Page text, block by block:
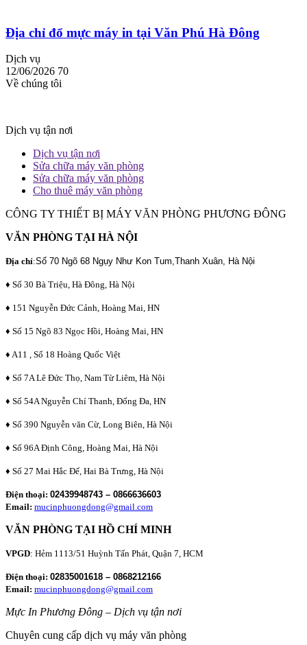
Địa chỉ đổ mực máy in tại Văn Phú Hà Đông
Dịch vụ
12/06/2026 70
Về chúng tôi
Dịch vụ tận nơi
Dịch vụ tận nơi
Sửa chữa máy văn phòng
Sửa chữa máy văn phòng
Cho thuê máy văn phòng
CÔNG TY THIẾT BỊ MÁY VĂN PHÒNG PHƯƠNG ĐÔNG
VĂN PHÒNG TẠI HÀ NỘI
Địa chỉ:Số 70 Ngõ 68 Ngụy Như Kon Tum,Thanh Xuân, Hà Nội
♦ Số 30 Bà Triệu, Hà Đông, Hà Nội
♦ 151 Nguyễn Đức Cảnh, Hoàng Mai, HN
♦ Số 15 Ngõ 83 Ngọc Hồi, Hoàng Mai, HN
♦ A11 , Số 18 Hoàng Quốc Việt
♦ Số 7A Lê Đức Thọ, Nam Từ Liêm, Hà Nội
♦ Số 54A Nguyễn Chí Thanh, Đống Đa, HN
♦ Số 390 Nguyễn văn Cừ, Long Biên, Hà Nội
♦ Số 96A Định Công, Hoàng Mai, Hà Nội
♦ Số 27 Mai Hắc Đế, Hai Bà Trưng, Hà Nội
Điện thoại: 02439948743 – 0866636603
Email: mucinphuongdong@gmail.com
VĂN PHÒNG TẠI HỒ CHÍ MINH
VPGD: Hẻm 1113/51 Huỳnh Tấn Phát, Quận 7, HCM
Điện thoại: 02835001618 – 0868212166
Email: mucinphuongdong@gmail.com
Mực In Phương Đông – Dịch vụ tận nơi
Chuyên cung cấp dịch vụ máy văn phòng